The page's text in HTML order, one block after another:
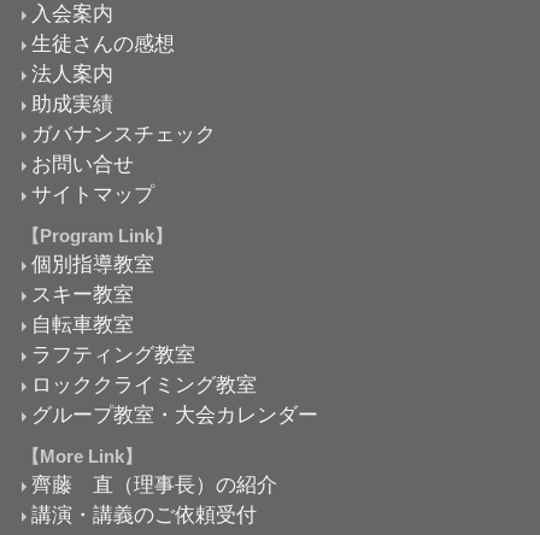
入会案内
生徒さんの感想
法人案内
助成実績
ガバナンスチェック
お問い合せ
サイトマップ
【Program Link】
個別指導教室
スキー教室
自転車教室
ラフティング教室
ロッククライミング教室
グループ教室・大会カレンダー
【More Link】
齊藤 直（理事長）の紹介
講演・講義のご依頼受付